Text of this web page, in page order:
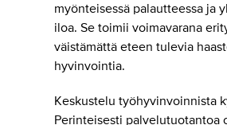
myönteisessä palautteessa ja
iloa. Se toimii voimavarana
väistämättä eteen tulevia
hyvinvointia.
Keskustelu työhyvinvoinnista
Perinteisesti palvelutuotantoa